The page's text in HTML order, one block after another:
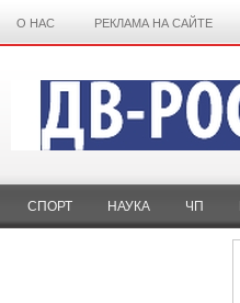
О НАС РЕКЛАМА НА САЙТЕ
СПОРТ НАУКА ЧП